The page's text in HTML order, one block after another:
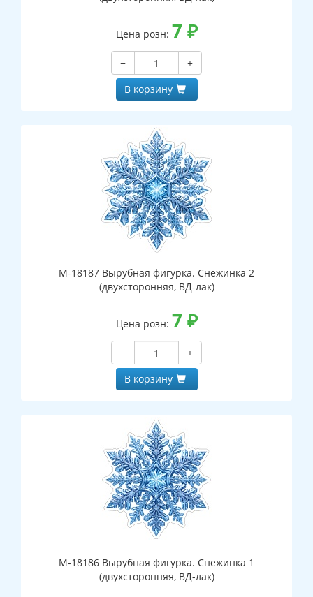
Цена розн: 7 ₽
−
+
В корзину
М-18187 Вырубная фигурка. Снежинка 2
(двухсторонняя, ВД-лак)
Цена розн: 7 ₽
−
+
В корзину
М-18186 Вырубная фигурка. Снежинка 1
(двухсторонняя, ВД-лак)